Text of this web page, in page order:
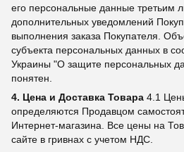
его персональные данные третьим
дополнительных уведомлений
выполнения заказа Покупателя.
субъекта персональных данных в
Украины "О защите персональных
понятен.
4. Цена и Доставка Товара 4.1
определяются Продавцом
Интернет-магазина. Все цены на
сайте в гривнах с учетом НДС.